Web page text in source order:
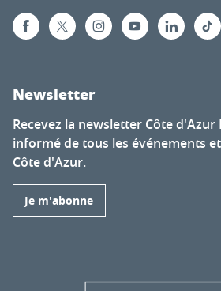
Newsletter
Recevez la newsletter Côte d'Azur
informé de tous les événements
Côte d'Azur.
Je m'abonne